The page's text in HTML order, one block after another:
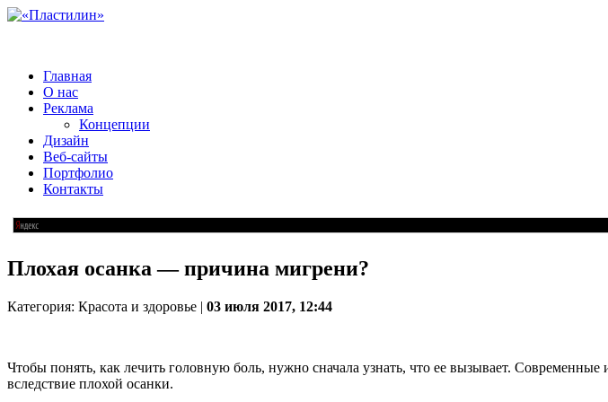
Главная
О нас
Реклама
Концепции
Дизайн
Веб-сайты
Портфолио
Контакты
Плохая осанка — причина мигрени?
Категория: Красота и здоровье | 03 июля 2017, 12:44
Чтобы понять, как лечить головную боль, нужно сначала узнать, что ее вызывает.
вследствие плохой осанки.